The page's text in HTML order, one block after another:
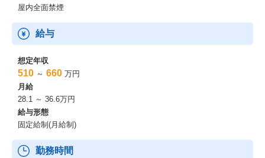
屋内全面禁煙
給与
想定年収
510 ～ 660 万円
月給
28.1 ～ 36.6万円
給与形態
固定給制(月給制)
勤務時間